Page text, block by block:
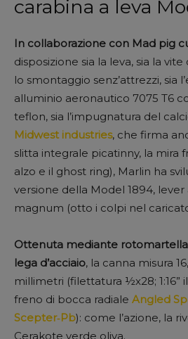
carabina a leva
In collaborazione con Mad pig
disposizione sia la leva, sia la
lo smontaggio senz’attrezzi, sia
alluminio aeronautico 7075 T6
teflon, sia l’impugnatura del
Midwest industries, che firma
slitta integrale picatinny, la mira
alzo e il ghost ring), Marlin ha
versione della Model 1894,
magnum (otto i colpi nel
Ottenuta mediante
lega d’acciaio, la canna misura
millimetri (filettatura ½x28; 1:16”
freno di bocca radiale Angled
Scepter‑Pb): come l’azione, la
Cerakote verde oliva.